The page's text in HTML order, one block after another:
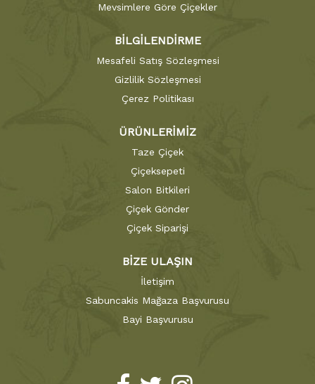
Mevsimlere Göre Çiçekler
BİLGİLENDİRME
Mesafeli Satış Sözleşmesi
Gizlilik Sözleşmesi
Çerez Politikası
ÜRÜNLERİMİZ
Taze Çiçek
Çiçeksepeti
Salon Bitkileri
Çiçek Gönder
Çiçek Siparişi
BİZE ULAŞIN
İletişim
Sabuncakis Mağaza Başvurusu
Bayi Başvurusu